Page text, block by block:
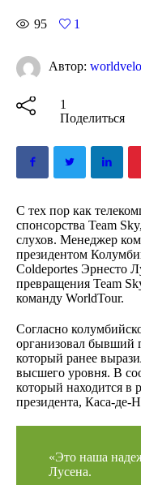
95 1
Автор:
1
Поделиться
С тех пор как
спонсорства Team
слухов. Менеджер
президентом
Coldeportes Эрнесто
превращения Team
команду WorldTour.
Согласно
организовал бывший
который ранее
высшего уровня. В
который находится в
президента, Каса-де-
«Это наша
Лусена.